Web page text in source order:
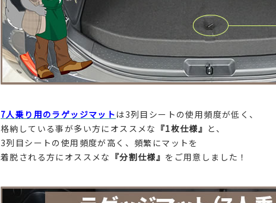
7人乗り用のラゲッジマット は3列目シートの使用頻度が低く、
格納している事が多い方にオススメな 『1枚仕様』 と、
3列目シートの使用頻度が高く、頻繁にマットを
着脱される方にオススメな 『分割仕様』 をご用意しました！